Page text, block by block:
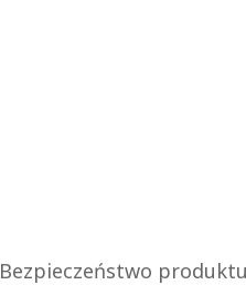
Bezpieczeństwo produktu